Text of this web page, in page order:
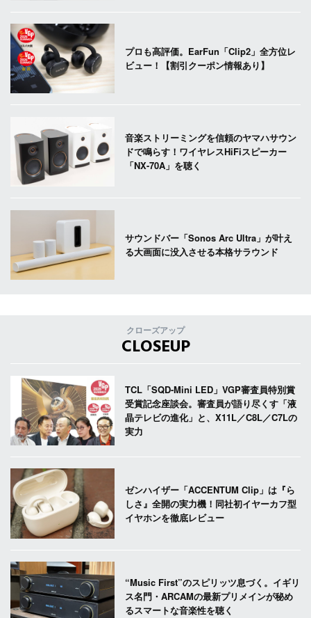
プロも高評価。EarFun「Clip2」全方位レ
ビュー！【割引クーポン情報あり】
音楽ストリーミングを信頼のヤマハサウン
ドで鳴らす！ワイヤレスHiFiスピーカー
「NX-70A」を聴く
サウンドバー「Sonos Arc Ultra」が叶え
る大画面に没入させる本格サラウンド
クローズアップ
CLOSEUP
TCL「SQD-Mini LED」VGP審査員特別賞
受賞記念座談会。審査員が語り尽くす「液
晶テレビの進化」と、X11L／C8L／C7Lの
実力
ゼンハイザー「ACCENTUM Clip」は『ら
しさ』全開の実力機！同社初イヤーカフ型
イヤホンを徹底レビュー
“Music First”のスピリッツ息づく。イギリ
ス名門・ARCAMの最新プリメインが秘め
るスマートな音楽性を聴く